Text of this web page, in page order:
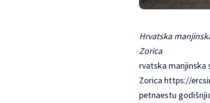
Hrvatska
Zorica
rvatska manjinska
Zorica https://
petnaestu